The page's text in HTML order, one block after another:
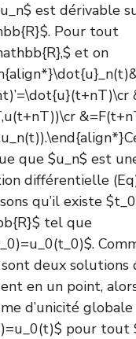
est dérivable
Pour tout
et on
que $u_n$ est
différentielle
qu’il existe
tel que
deux solutions
en un point,
d’unicité globale
pour tout